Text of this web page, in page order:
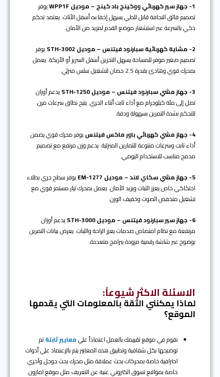
1- جهاز سير كهربائي ووكينج باد كينج – موديل WPP1F
يوفر
تصميم فائق النحافة قابل للطي يسهل إخفاءه أسفل الأثاث. يعتمد تحكم
ذكي بالسرعة عبر استشعار موضع القدم لمزيد من الأمان.
2- مشاية كهربائية سبارنود فيتنس – موديل STH-3002
يوفر
تصميم صغير موفر للمساحة يسهل التخزين أسفل السرير أو الأريكة. يعمل
بمحرك قوي وهادئ بقدرة 2.5 حصان لتشغيل سلس منزلي.
3- جهاز مشي سبارنود فيتنس – موديل STH-1250
يدعم أوزان
تصل إلى مئة كيلوجرام مع أداء ثابت أثناء الجري. يتيح نطاق سرعات مرن
للتحكم بشدة التمرين بسهولة ودقة.
4- جهاز مشي كهربائي باور ماكس فيتنس
يوفر محرك قوي يضمن
أداء ثابت وسرعات متنوعة للتمارين المنزلية. يدعم وزن مرتفع مع تصميم
مدمج مناسب للاستخدام اليومي.
5- جهاز مشي سكاي لاند – موديل EM-1277
يوفر سطح جري بطلاء
احتكاكي خاص يعزز الثبات ويزيد الأمان. يعمل بمحرك تيار مستمر قوي مع
تشغيل منخفض الصوت وخفيف الوزن.
6- جهاز سير سبارنود فيتنس – موديل STH-3000
يدعم أوزان
مرتفعة مع نظام امتصاص صدمات يعزز الراحة والثبات. يعرض بيانات التمرين
بوضوح عبر شاشة رقمية مزودة ببرامج متعددة.
الاسئلة الاكثر شيوعاً:
لماذا يمكنني الثقة بالمعلومات التي يقدمها
الموقع؟
نقوم في موقع تقييمك بالعمل اعتماداً عليمعايير ثابتةتم
توضيحها بكل شفافية وتطبيق هذه المعايير يتم بالإعتماد علي أدوات
احترافية خاصة بمحركات بحث عملاقة مثل محرك بحث جوجل وآخري
خاصة بمواقع تسوق الكتروني غنية عن التعريف مثل موقع امازون.